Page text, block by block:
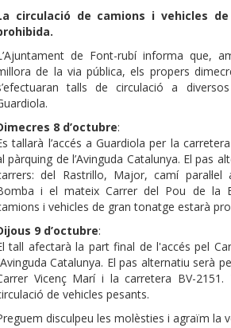
circulació de camions i vehicles
de Font-rubí informa que,
de la via pública, els propers
talls de circulació a
8 d’octubre:
tallarà l’accés a Guardiola per la
pàrquing de l’Avinguda Catalunya. El pas
del Rastrillo, Major, camí
i el mateix Carrer del Pou de la
i vehicles de gran tonatge estarà
9 d’octubre:
tall afectarà la part final de l'accés pel
Catalunya. El pas alternatiu serà
Vicenç Marí i la carretera BV-
de vehicles pesants.
disculpeu les molèsties i agraïm la